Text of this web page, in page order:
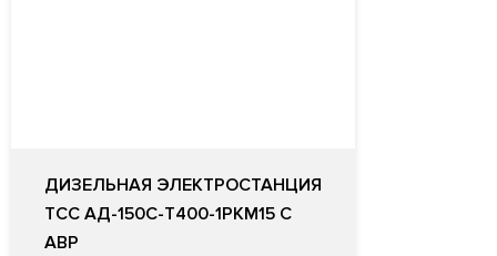
ДИЗЕЛЬНАЯ ЭЛЕКТРОСТАНЦИЯ
ТСС АД-150C-Т400-1РКМ15 С
АВР